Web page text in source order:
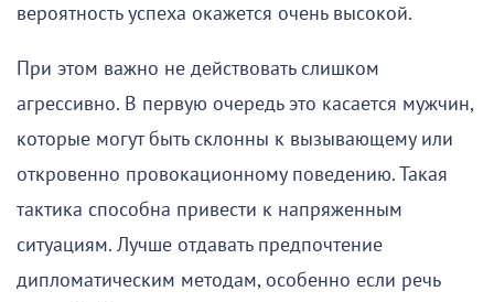
вероятность успеха окажется очень высокой.
При этом важно не действовать слишком
агрессивно. В первую очередь это касается мужчин,
которые могут быть склонны к вызывающему или
откровенно провокационному поведению. Такая
тактика способна привести к напряженным
ситуациям. Лучше отдавать предпочтение
дипломатическим методам, особенно если речь